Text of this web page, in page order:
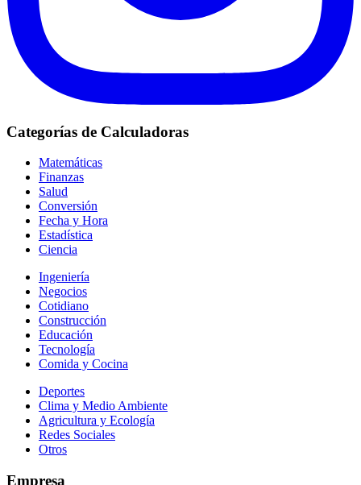
Categorías de Calculadoras
Matemáticas
Finanzas
Salud
Conversión
Fecha y Hora
Estadística
Ciencia
Ingeniería
Negocios
Cotidiano
Construcción
Educación
Tecnología
Comida y Cocina
Deportes
Clima y Medio Ambiente
Agricultura y Ecología
Redes Sociales
Otros
Empresa